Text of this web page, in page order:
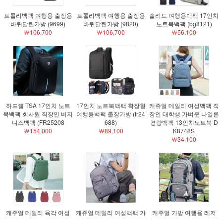
트롤리백팩 여행용 출장용
바퀴달린가방 (9699)
￦106,700
트롤리백팩 여행용 출장용
바퀴달린가방 (9820)
￦106,700
솔리드 여행용백팩 17인치
노트북백팩 (bg8121)
￦56,100
하드쉘 TSA 17인치 노트
북백팩 회사원 직장인 비지
니스백팩 (FR25208
￦154,000
17인치 노트북백팩 확장형
여행용백팩 출장가방 (fr24
688)
￦89,100
캐쥬얼 데일리 여성백팩 직
장인 대학생 가벼운 나일론
경량백팩 13인치노트북 D
K8748S
￦34,100
캐주얼 데일리 육각 여성
캐쥬얼 데일리 여성백팩 가
캐주얼 가방 여행용 레저